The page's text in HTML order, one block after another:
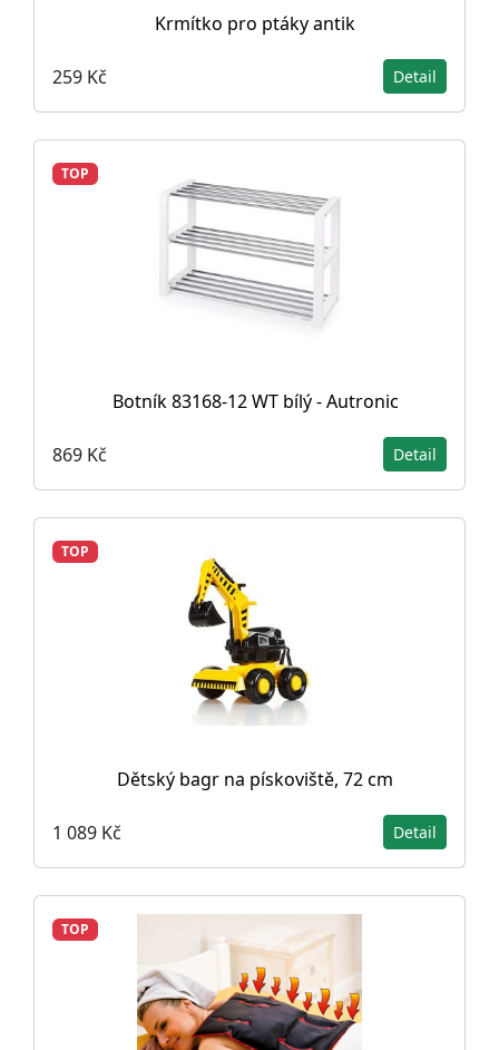
Krmítko pro ptáky antik
259 Kč Detail
TOP
Botník 83168-12 WT bílý - Autronic
869 Kč Detail
TOP
Dětský bagr na pískoviště, 72 cm
1 089 Kč Detail
TOP